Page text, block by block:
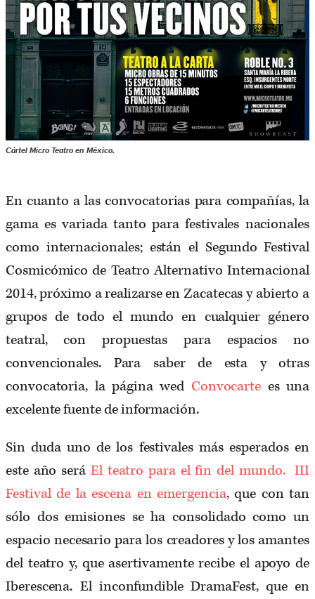
Cártel Micro Teatro en México.
En cuanto a las convocatorias para compañías, la
gama es variada tanto para festivales nacionales
como internacionales; están el Segundo Festival
Cosmicómico de Teatro Alternativo Internacional
2014, próximo a realizarse en Zacatecas y abierto a
grupos de todo el mundo en cualquier género
teatral, con propuestas para espacios no
convencionales. Para saber de esta y otras
convocatoria, la página wed Convocarte es una
excelente fuente de información.
Sin duda uno de los festivales más esperados en
este año será El teatro para el fin del mundo. III
Festival de la escena en emergencia, que con tan
sólo dos emisiones se ha consolidado como un
espacio necesario para los creadores y los amantes
del teatro y, que asertivamente recibe el apoyo de
Iberescena. El inconfundible DramaFest, que en